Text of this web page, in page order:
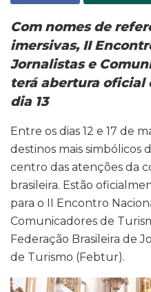
Com nomes de
imersivas, II
Jornalistas e
terá abertura oficial
dia 13
Entre os dias 12 e 17 de
destinos mais simbólicos
centro das atenções da
brasileira. Estão
para o II Encontro
Comunicadores de
Federação Brasileira de
de Turismo (Febtur).